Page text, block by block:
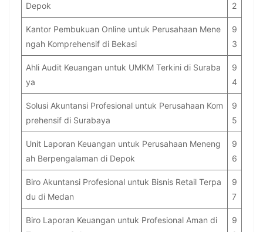
Depok
2
Kantor Pembukuan Online untuk Perusahaan Mene
ngah Komprehensif di Bekasi
9
3
Ahli Audit Keuangan untuk UMKM Terkini di Suraba
ya
9
4
Solusi Akuntansi Profesional untuk Perusahaan Kom
prehensif di Surabaya
9
5
Unit Laporan Keuangan untuk Perusahaan Meneng
ah Berpengalaman di Depok
9
6
Biro Akuntansi Profesional untuk Bisnis Retail Terpa
du di Medan
9
7
Biro Laporan Keuangan untuk Profesional Aman di
9